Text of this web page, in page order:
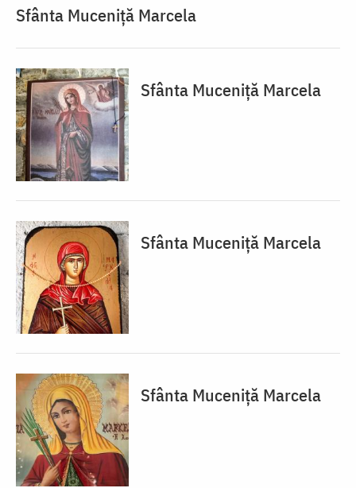
Sfânta Muceniță Marcela
Sfânta Muceniță Marcela
Sfânta Muceniță Marcela
Sfânta Muceniță Marcela